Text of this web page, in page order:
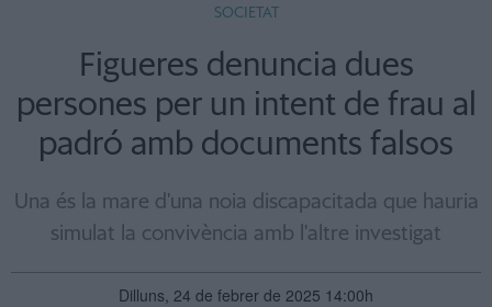
SOCIETAT
Figueres denuncia dues
persones per un intent de frau al
padró amb documents falsos
Una és la mare d'una noia discapacitada que hauria
simulat la convivència amb l'altre investigat
Dilluns, 24 de febrer de 2025 14:00h